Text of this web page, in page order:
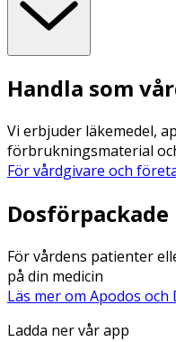
Handla som
Vi erbjuder läkemedel,
förbrukningsmaterial
För vårdgivare och
För vårdens patienter
på din medicin
Läs mer om Apodos och
Ladda ner vår app